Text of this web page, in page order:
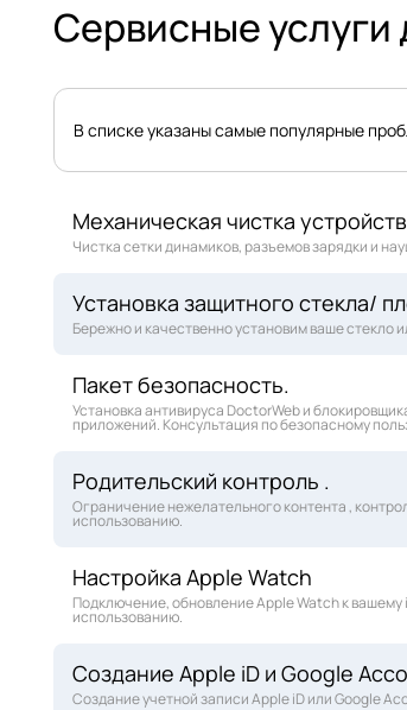
Сервисные услуги
В списке указаны самые популярные
Механическая чистка
Чистка сетки динамиков, разъемов зарядки и
Установка защитного стекла/
Бережно и качественно установим ваше стекло
Пакет безопасность.
Установка антивируса DoctorWeb и
приложений. Консультация по безопасному
Родительский контроль .
Ограничение нежелательного контента ,
использованию.
Настройка Apple Watch
Подключение, обновление Apple Watch к
использованию.
Создание Apple iD и Google
Создание учетной записи Apple iD или Google